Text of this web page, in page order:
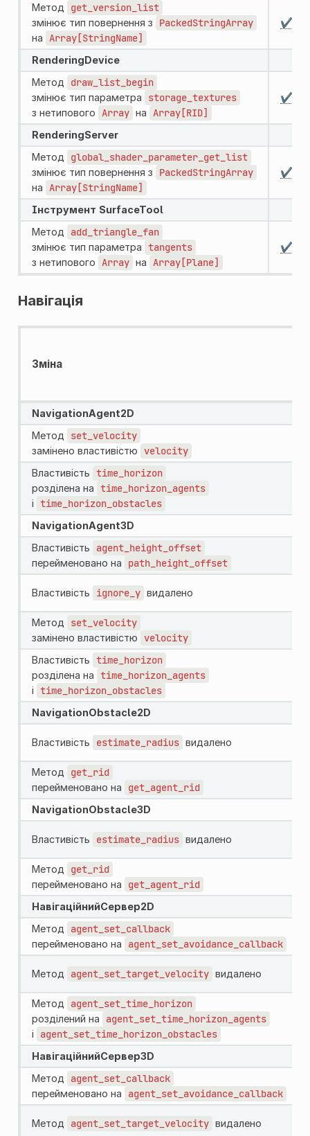
Метод
get_version_list
змінює тип повернення з PackedStringArray
на Array[StringName]
✔️
RenderingDevice
Метод
draw_list_begin
змінює тип параметра storage_textures
з нетипового Array на Array[RID]
✔️
RenderingServer
Метод
global_shader_parameter_get_list
змінює тип повернення з PackedStringArray
на Array[StringName]
✔️
Інструмент SurfaceTool
Метод
add_triangle_fan
змінює тип параметра tangents
з нетипового Array на Array[Plane]
✔️
Навігація
Зміна
NavigationAgent2D
Метод
set_velocity
замінено властивістю velocity
Властивість time_horizon
розділена на time_horizon_agents
і time_horizon_obstacles
NavigationAgent3D
Властивість
agent_height_offset
перейменовано на path_height_offset
Властивість ignore_y видалено
Метод set_velocity
замінено властивістю velocity
Властивість time_horizon
розділена на time_horizon_agents
і time_horizon_obstacles
NavigationObstacle2D
Властивість estimate_radius видалено
Метод get_rid
перейменовано на get_agent_rid
NavigationObstacle3D
Властивість estimate_radius видалено
Метод get_rid
перейменовано на get_agent_rid
НавігаційнийСервер2D
Метод
agent_set_callback
перейменовано на agent_set_avoidance_callback
Метод agent_set_target_velocity видалено
Метод agent_set_time_horizon
розділений на agent_set_time_horizon_agents
і agent_set_time_horizon_obstacles
НавігаційнийСервер3D
Метод
agent_set_callback
перейменовано на agent_set_avoidance_callback
Метод agent_set_target_velocity видалено